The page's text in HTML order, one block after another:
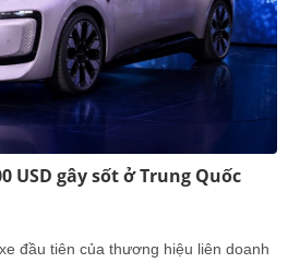
USD gây sốt ở Trung Quốc
đầu tiên của thương hiệu liên doanh